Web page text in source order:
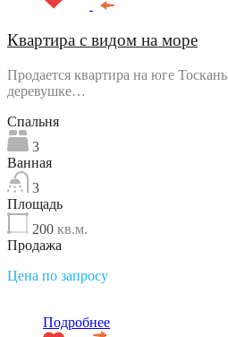
Квартира с видом на море
Продается квартира на юге
деревушке…
Спальня
3
Ванная
3
Площадь
200 кв.м.
Продажа
Цена по запросу
Подробнее